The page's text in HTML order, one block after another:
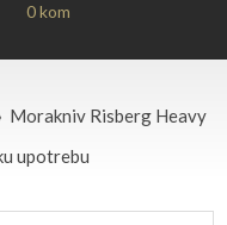
0kom
Morakniv Risberg Heavy
upotrebu